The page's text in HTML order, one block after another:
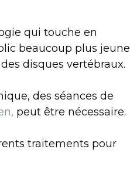
qui touche en
beaucoup plus jeune
disques vertébraux.
des séances de
peut être nécessaire.
traitements pour